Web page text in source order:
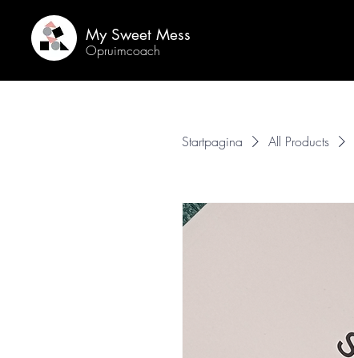
My Sweet Mess
Opruimcoach
Startpagina All Products